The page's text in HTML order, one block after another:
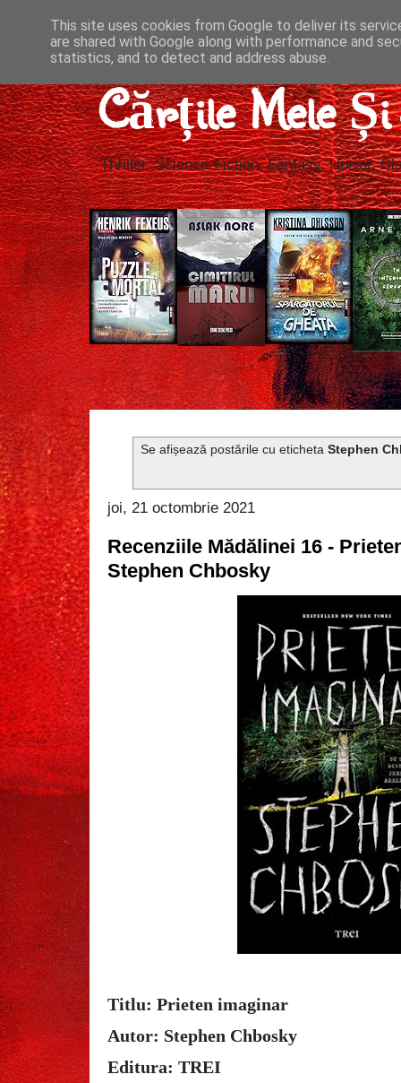
Cărțile Mele
Thriller, Science-Fiction, Fantasy, Horror,
Se afișează postările cu eticheta Stephen
joi, 21 octombrie 2021
Recenziile Mădălinei 16 -
Stephen Chbosky
Titlu: Prieten imaginar
Autor: Stephen Chbosky
Editura: TREI
This site uses cookies from Google to deliver its
are shared with Google along with performance and
statistics, and to detect and address abuse.